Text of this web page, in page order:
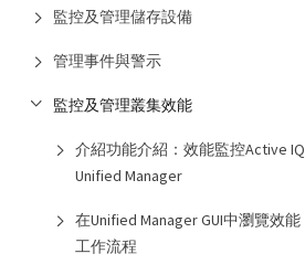
監控及管理儲存設備
管理事件與警示
監控及管理叢集效能
介紹功能介紹：效能監控Active IQ
Unified Manager
在Unified Manager GUI中瀏覽效能
工作流程